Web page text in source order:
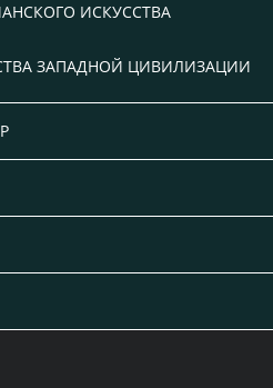
ИСКУССТВА
ЗАПАДНОЙ ЦИВИЛИЗАЦИИ